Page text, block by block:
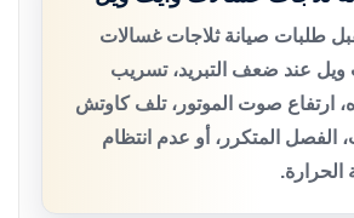
طلبات صيانة ثلاجات غسالات
ويل عند ضعف التبريد، تسريب
ارتفاع صوت الموتور، تلف كاوتش
الفصل المتكرر، أو عدم انتظام
الحرارة.